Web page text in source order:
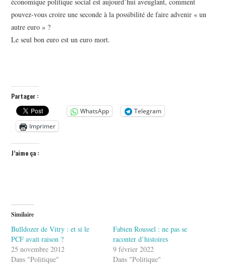
pouvez-vous croire une seconde à la possibilité de faire advenir « un
autre euro » ?
Le seul bon euro est un euro mort.
Partager :
WhatsApp
Telegram
Imprimer
J’aime ça :
Similaire
Bulldozer de Vitry : et si le
PCF avait raison ?
25 novembre 2012
Dans "Politique"
Fabien Roussel : ne pas se
raconter d’histoires
9 février 2022
Dans "Politique"